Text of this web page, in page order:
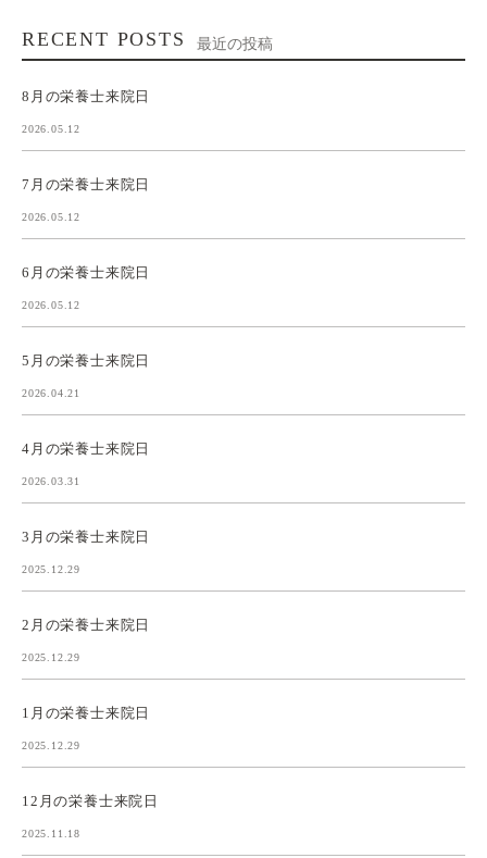
RECENT POSTS 最近の投稿
8月の栄養士来院日
2026.05.12
7月の栄養士来院日
2026.05.12
6月の栄養士来院日
2026.05.12
5月の栄養士来院日
2026.04.21
4月の栄養士来院日
2026.03.31
3月の栄養士来院日
2025.12.29
2月の栄養士来院日
2025.12.29
1月の栄養士来院日
2025.12.29
12月の栄養士来院日
2025.11.18